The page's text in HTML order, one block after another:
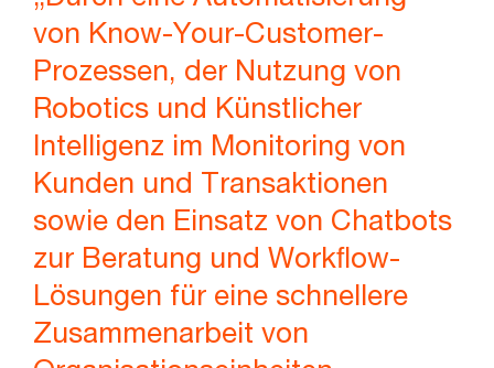
von Know-Your-Customer-
Prozessen, der Nutzung von
Robotics und Künstlicher
Intelligenz im Monitoring von
Kunden und Transaktionen
sowie den Einsatz von Chatbots
zur Beratung und Workﬂow-
Lösungen für eine schnellere
Zusammenarbeit von